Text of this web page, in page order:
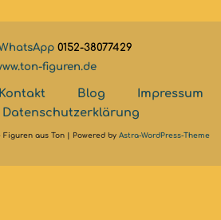
0152-38077429
figuren.de
Kontakt Blog
Impressum
Datenschutzerklärung
aus Ton | Powered by Astra-WordPress-Theme